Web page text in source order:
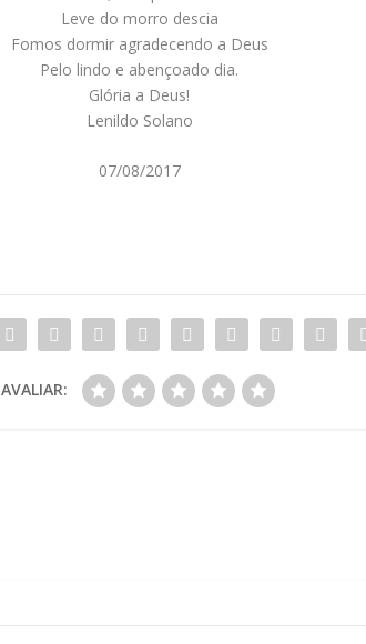
Leve do morro descia
Fomos dormir agradecendo a Deus
Pelo lindo e abençoado dia.
Glória a Deus!
Lenildo Solano
07/08/2017
AVALIAR: